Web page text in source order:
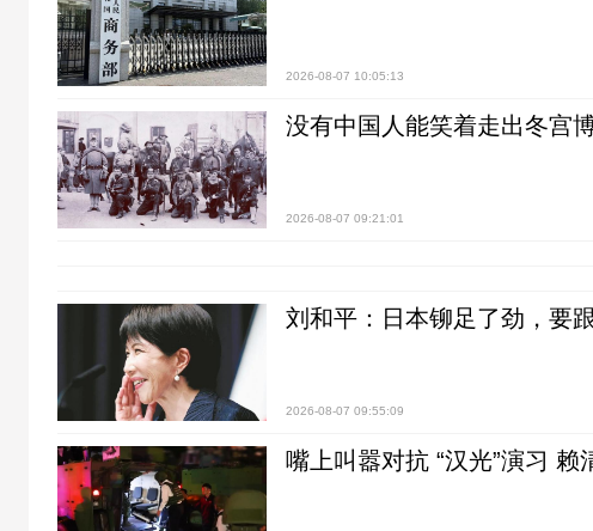
2026-08-07 10:05:13
没有中国人能笑着走出冬宫
2026-08-07 09:21:01
刘和平：日本铆足了劲，要
2026-08-07 09:55:09
嘴上叫嚣对抗 “汉光”演习 赖